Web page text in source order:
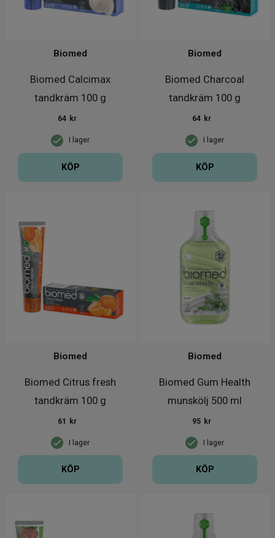
Biomed Calcimax
tandkräm 100 g
Biomed
I lager
64 kr
KÖP
Biomed Charcoal
tandkräm 100 g
Biomed
I lager
64 kr
KÖP
Biomed Citrus fresh
tandkräm 100 g
Biomed
I lager
61 kr
KÖP
Biomed Gum Health
munskölj 500 ml
Biomed
I lager
95 kr
KÖP